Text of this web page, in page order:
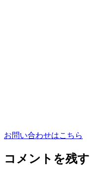
お問い合わせはこちら
コメントを残す